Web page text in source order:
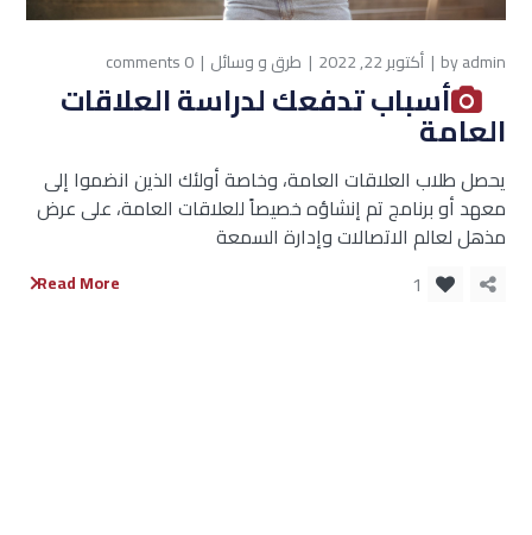
byadmin أكتوبر 22, 2022 طرق و وسائل 0 comments
أسباب تدفعك لدراسة العلاقات
العامة
يحصل طلاب العلاقات العامة، وخاصة أولئك الذين انضموا إلى
معهد أو برنامج تم إنشاؤه خصيصاً للعلاقات العامة، على عرض
مذهل لعالم الاتصالات وإدارة السمعة
Read More 1